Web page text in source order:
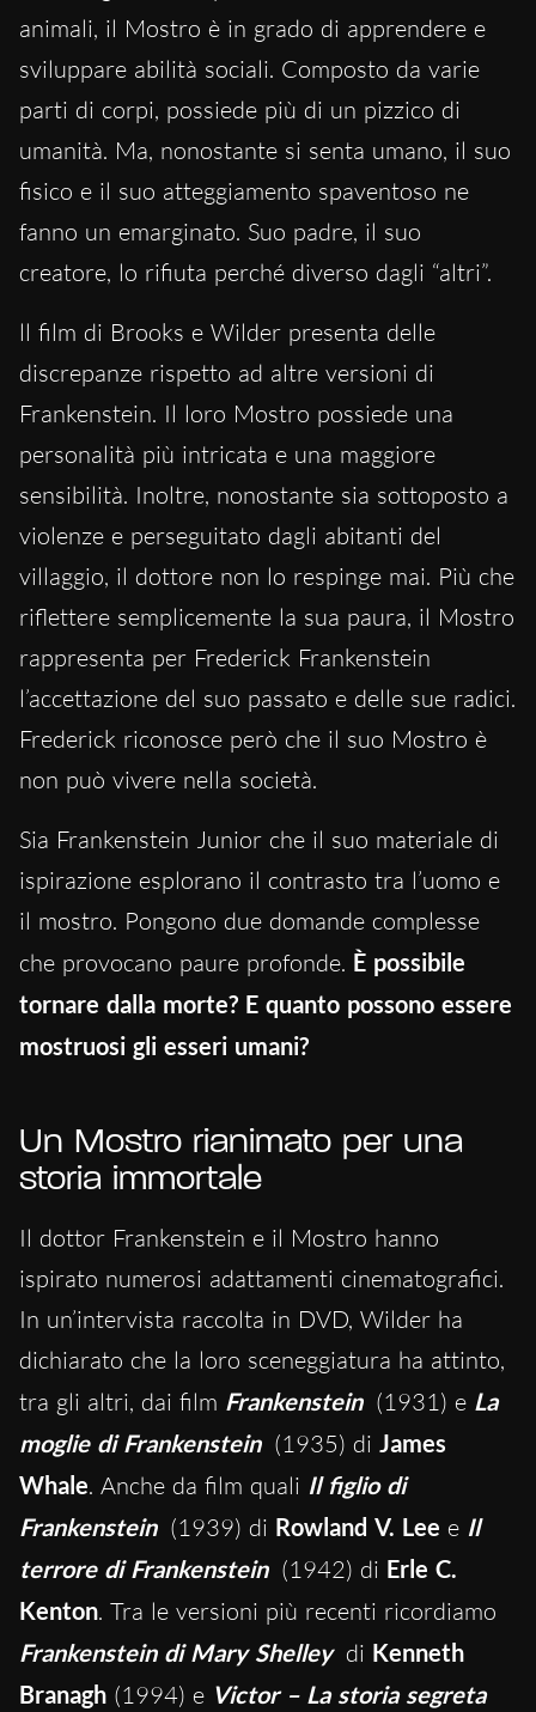
animali, il Mostro è in grado di apprendere e
sviluppare abilità sociali. Composto da varie
parti di corpi, possiede più di un pizzico di
umanità. Ma, nonostante si senta umano, il suo
fisico e il suo atteggiamento spaventoso ne
fanno un emarginato. Suo padre, il suo
creatore, lo rifiuta perché diverso dagli “altri”.
ll film di Brooks e Wilder presenta delle
discrepanze rispetto ad altre versioni di
Frankenstein. Il loro Mostro possiede una
personalità più intricata e una maggiore
sensibilità. Inoltre, nonostante sia sottoposto a
violenze e perseguitato dagli abitanti del
villaggio, il dottore non lo respinge mai. Più che
riflettere semplicemente la sua paura, il Mostro
rappresenta per Frederick Frankenstein
l’accettazione del suo passato e delle sue radici.
Frederick riconosce però che il suo Mostro è
non può vivere nella società.
Sia Frankenstein Junior che il suo materiale di
ispirazione esplorano il contrasto tra l’uomo e
il mostro. Pongono due domande complesse
che provocano paure profonde. È possibile
tornare dalla morte? E quanto possono essere
mostruosi gli esseri umani?
Un Mostro rianimato per una
storia immortale
Il dottor Frankenstein e il Mostro hanno
ispirato numerosi adattamenti cinematografici.
In un’intervista raccolta in DVD, Wilder ha
dichiarato che la loro sceneggiatura ha attinto,
tra gli altri, dai film Frankenstein (1931) e La
moglie di Frankenstein (1935) di James
Whale. Anche da film quali Il figlio di
Frankenstein (1939) di Rowland V. Lee e Il
terrore di Frankenstein (1942) di Erle C.
Kenton. Tra le versioni più recenti ricordiamo
Frankenstein di Mary Shelley di Kenneth
Branagh (1994) e Victor – La storia segreta